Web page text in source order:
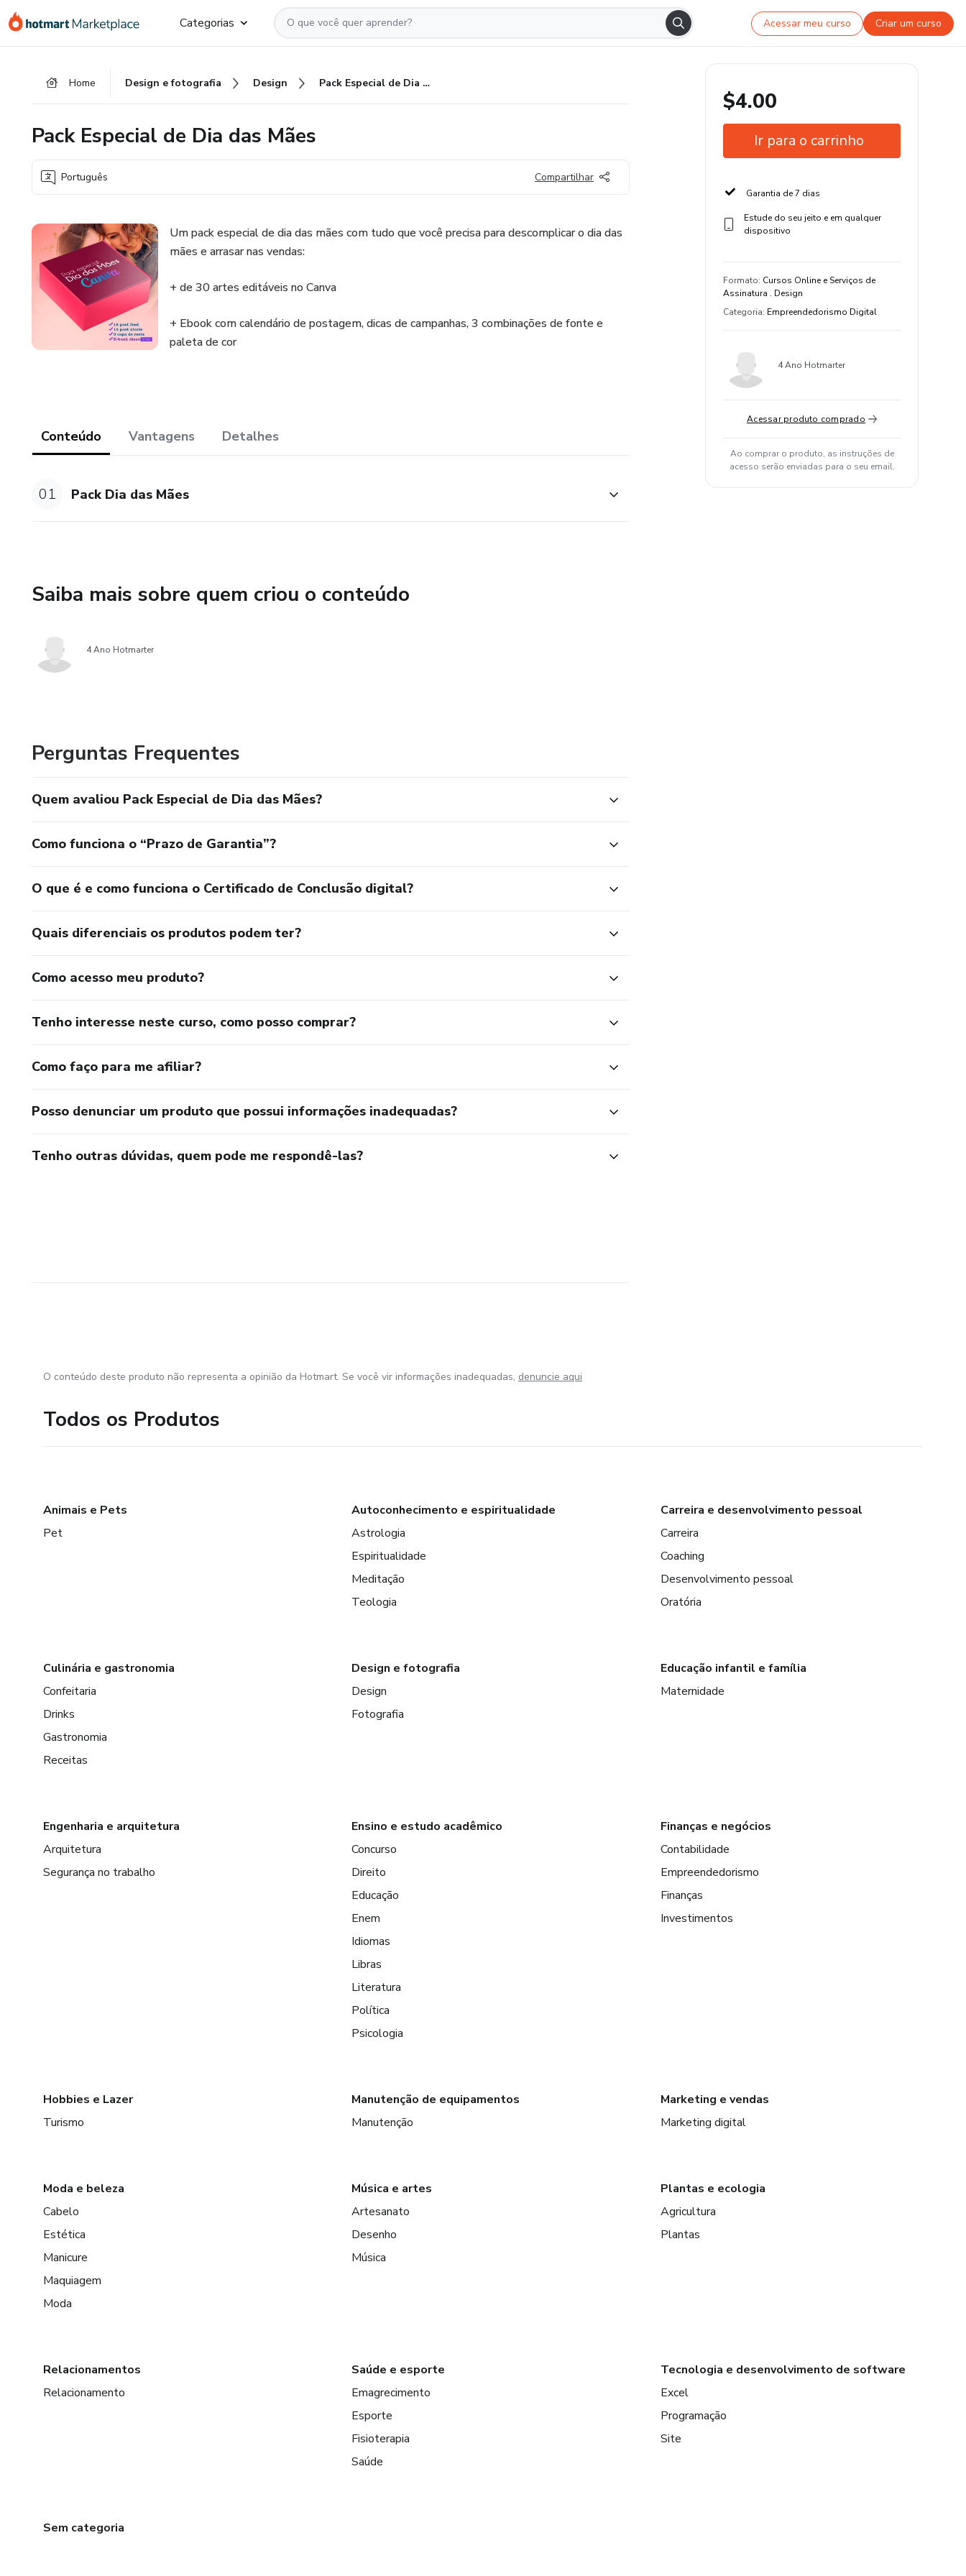
para
para
para
Categorias Acessar meu curso Criar um curso
Home Design e fotografia Design Pack Especial de Dia das Mães
Pack Especial de Dia das Mães
Português Compartilhar
Um pack especial de dia das mães com tudo que você precisa para descomplicar o dia das
mães e arrasar nas vendas:
+ de 30 artes editáveis no Canva
+ Ebook com calendário de postagem, dicas de campanhas, 3 combinações de fonte e
paleta de cor
Conteúdo Vantagens Detalhes
01 Pack Dia das Mães
Saiba mais sobre quem criou o conteúdo
4 Ano Hotmarter
Perguntas Frequentes
Quem avaliou Pack Especial de Dia das Mães?
Como funciona o “Prazo de Garantia”?
O que é e como funciona o Certificado de Conclusão digital?
Quais diferenciais os produtos podem ter?
Como acesso meu produto?
Tenho interesse neste curso, como posso comprar?
Como faço para me afiliar?
Posso denunciar um produto que possui informações inadequadas?
Tenho outras dúvidas, quem pode me respondê-las?
$4.00
Ir para o carrinho
Garantia de 7 dias
Estude do seu jeito e em qualquer
dispositivo
Formato: Cursos Online e Serviços de
Assinatura . Design
Categoria: Empreendedorismo Digital
4 Ano Hotmarter
Acessar produto comprado
Ao comprar o produto, as instruções de
acesso serão enviadas para o seu email.
O conteúdo deste produto não representa a opinião da Hotmart. Se você vir informações inadequadas, denuncie aqui
Todos os Produtos
Animais e Pets
Pet
Autoconhecimento e espiritualidade
Astrologia
Espiritualidade
Meditação
Teologia
Carreira e desenvolvimento pessoal
Carreira
Coaching
Desenvolvimento pessoal
Oratória
Culinária e gastronomia
Confeitaria
Drinks
Gastronomia
Receitas
Design e fotografia
Design
Fotografia
Educação infantil e família
Maternidade
Engenharia e arquitetura
Arquitetura
Segurança no trabalho
Ensino e estudo acadêmico
Concurso
Direito
Educação
Enem
Idiomas
Libras
Literatura
Política
Psicologia
Finanças e negócios
Contabilidade
Empreendedorismo
Finanças
Investimentos
Hobbies e Lazer
Turismo
Manutenção de equipamentos
Manutenção
Marketing e vendas
Marketing digital
Moda e beleza
Cabelo
Estética
Manicure
Maquiagem
Moda
Música e artes
Artesanato
Desenho
Música
Plantas e ecologia
Agricultura
Plantas
Relacionamentos
Relacionamento
Saúde e esporte
Emagrecimento
Esporte
Fisioterapia
Saúde
Tecnologia e desenvolvimento de software
Excel
Programação
Site
Sem categoria